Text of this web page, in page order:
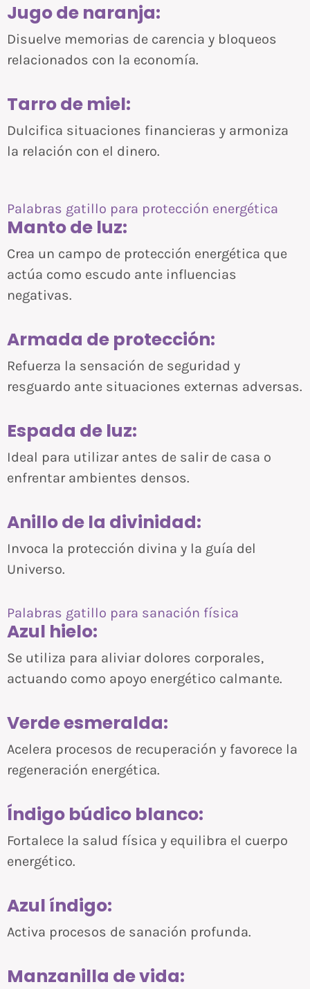
Jugo de naranja:
Disuelve memorias de carencia y bloqueos
relacionados con la economía.
Tarro de miel:
Dulcifica situaciones financieras y armoniza
la relación con el dinero.
Palabras gatillo para protección energética
Manto de luz:
Crea un campo de protección energética que
actúa como escudo ante influencias
negativas.
Armada de protección:
Refuerza la sensación de seguridad y
resguardo ante situaciones externas adversas.
Espada de luz:
Ideal para utilizar antes de salir de casa o
enfrentar ambientes densos.
Anillo de la divinidad:
Invoca la protección divina y la guía del
Universo.
Palabras gatillo para sanación física
Azul hielo:
Se utiliza para aliviar dolores corporales,
actuando como apoyo energético calmante.
Verde esmeralda:
Acelera procesos de recuperación y favorece la
regeneración energética.
Índigo búdico blanco:
Fortalece la salud física y equilibra el cuerpo
energético.
Azul índigo:
Activa procesos de sanación profunda.
Manzanilla de vida: